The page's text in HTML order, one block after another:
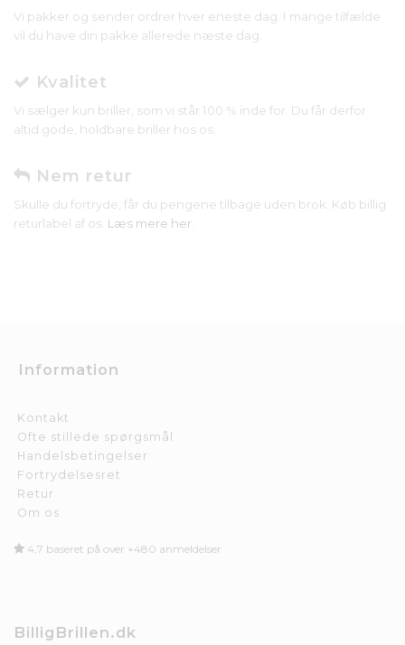
Vi pakker og sender ordrer hver eneste dag. I mange tilfælde
vil du have din pakke allerede næste dag.
Kvalitet
Vi sælger kun briller, som vi står 100 % inde for. Du får derfor
altid gode, holdbare briller hos os.
Nem retur
Skulle du fortryde, får du pengene tilbage uden brok. Køb billig
returlabel af os. Læs mere her.
Information
Kontakt
Ofte stillede spørgsmål
Handelsbetingelser
Fortrydelsesret
Retur
Om os
4,7 baseret på over +480 anmeldelser
BilligBrillen.dk